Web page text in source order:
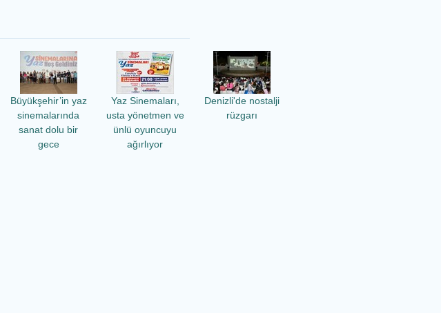
Büyükşehir’in yaz
sinemalarında
sanat dolu bir
gece
Yaz Sinemaları,
usta yönetmen ve
ünlü oyuncuyu
ağırlıyor
Denizli'de nostalji
rüzgarı